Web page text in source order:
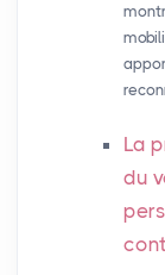
La
du